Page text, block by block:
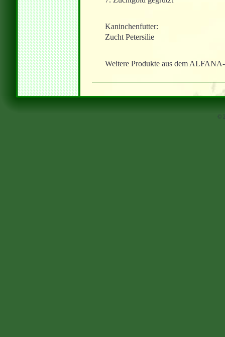
Kaninchenfutter:
Zucht Petersilie
Weitere Produkte aus dem
©